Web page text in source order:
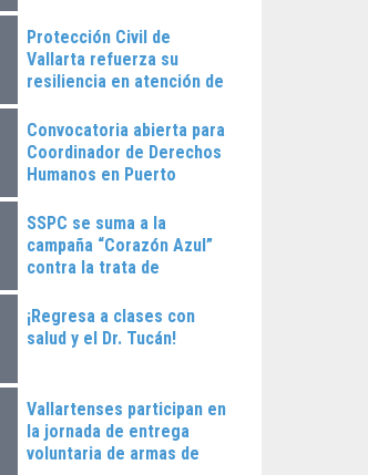
Protección Civil de
Vallarta refuerza su
resiliencia en atención de
Convocatoria abierta para
Coordinador de Derechos
Humanos en Puerto
SSPC se suma a la
campaña “Corazón Azul”
contra la trata de
¡Regresa a clases con
salud y el Dr. Tucán!
Vallartenses participan en
la jornada de entrega
voluntaria de armas de